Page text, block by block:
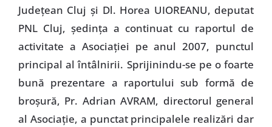
Judeţean Cluj şi Dl. Horea UIOREANU, deputat
PNL Cluj, şedinţa a continuat cu raportul de
activitate a Asociaţiei pe anul 2007, punctul
principal al întâlnirii. Sprijinindu-se pe o foarte
bună prezentare a raportului sub formă de
broşură, Pr. Adrian AVRAM, directorul general
al Asociaţie, a punctat principalele realizări dar